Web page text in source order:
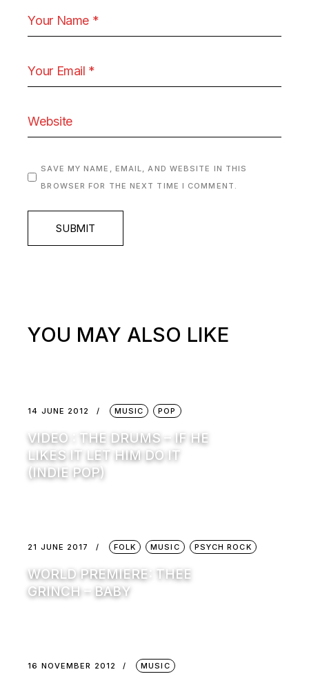
SAVE MY NAME, EMAIL, AND WEBSITE IN THIS
BROWSER FOR THE NEXT TIME I COMMENT.
SUBMIT
YOU MAY ALSO LIKE
14 JUNE 2012 MUSIC POP
VIDEO : THE DRUMS – IF HE
LIKES IT LET HIM DO IT
(INDIE POP)
21 JUNE 2017 FOLK MUSIC PSYCH ROCK
WORLD PREMIERE: THEE
GRINCH – BABY
16 NOVEMBER 2012 MUSIC